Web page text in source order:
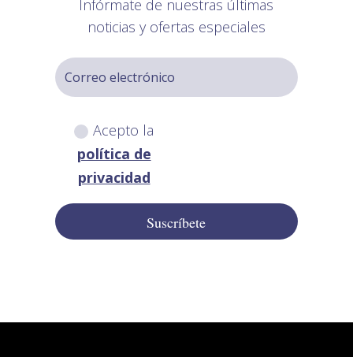
Infórmate de nuestras últimas
noticias y ofertas especiales
Acepto la
política de
privacidad
Suscríbete